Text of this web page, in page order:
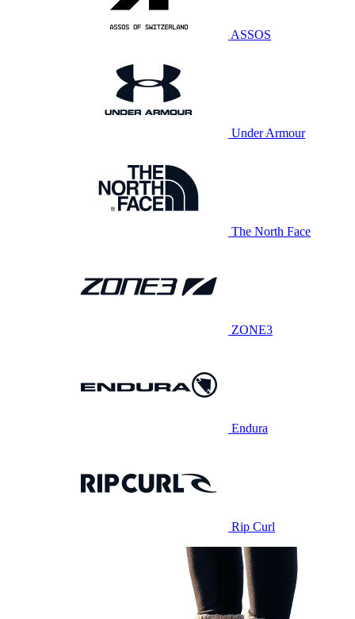
ASSOS
Under Armour
The North Face
ZONE3
Endura
Rip Curl